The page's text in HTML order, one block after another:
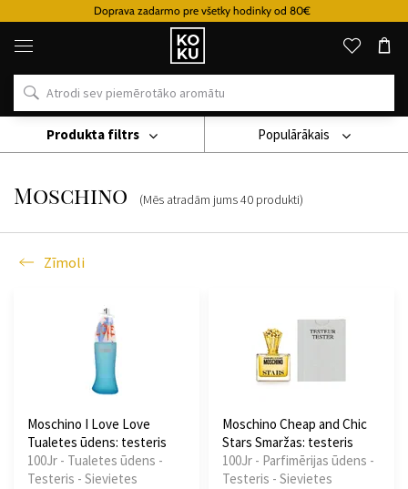
Doprava zadarmo pre všetky hodinky od 80€
Oriģinālie
parfimērijas
izstrādājumi
un
pulksteņi
vietā
Zīmoli
Moschino
Moschino (Mēs atradām jums40 produkti)
Populārākais
Zīmoli
Produkta filtrs
Moschino I Love Love
Tualetes ūdens: testeris
100Jr - Tualetes ūdens -
Testeris - Sievietes
Moschino Cheap and Chic
Stars Smaržas: testeris
100Jr - Parfimērijas ūdens -
Testeris - Sievietes